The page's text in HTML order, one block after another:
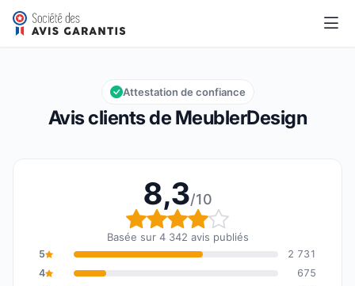
MeublerDesign
Note globale : 8,3 sur 10
8,3/10
Avis clients de MeublerDesign
Attestation de confiance
8,3/10
Note globale : 8,3 sur
Basée sur 4 342 avis publiés
5
2 731
4
675